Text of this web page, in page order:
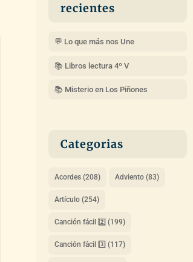
recientes
💬 Lo que más nos Une
📚 Libros lectura 4º V
📚 Misterio en Los Piñones
Categorias
Acordes(208) Adviento(83)
Artículo(254)
Canción fácil 2️⃣ (199)
Canción fácil 3️⃣ (117)